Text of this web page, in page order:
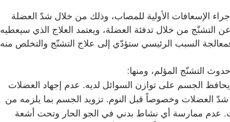
الإسعافات الأولية للمصاب، وذلك من خلال شدّ العضلة
عن التشنّج من خلال تدفئة العضلة، ويعتمد العلاج الذي سيعطيه
السبب الرئيسي ستؤدّي إلى علاج التشنّج والتخلص منه
التشنّج المؤلم، ومنها:
الجسم على توازن السوائل لديه. عدم إجهاد العضلات
شدّ العضلات وخصوصاً قبل النوم. تزويد الجسم بما يلزمه من
عدم ممارسة أي نشاط بدني في الجو الحار وتحت أشعة